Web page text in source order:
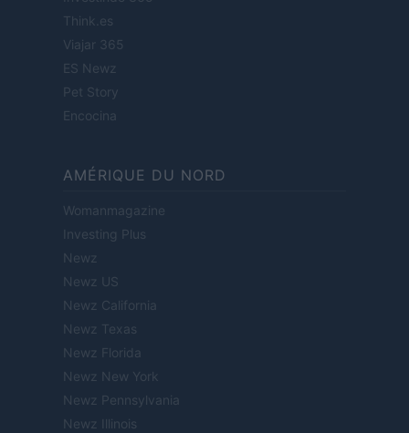
Think.es
Viajar 365
ES Newz
Pet Story
Encocina
AMÉRIQUE DU NORD
Womanmagazine
Investing Plus
Newz
Newz US
Newz California
Newz Texas
Newz Florida
Newz New York
Newz Pennsylvania
Newz Illinois